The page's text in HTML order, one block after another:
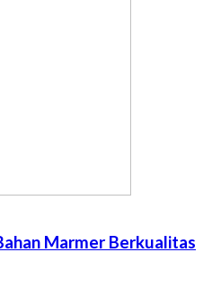
Marmer Berkualitas